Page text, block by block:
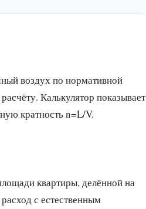
воздух по нормативной
Калькулятор показывает
кратность n=L/V.
квартиры, делённой на
с естественным